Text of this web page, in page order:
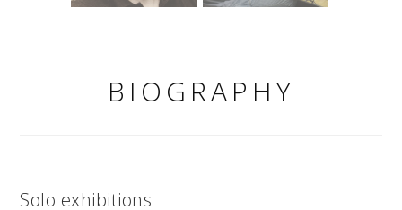
funkcioniranja unutar dominantnih društvenih struktura.
kao “gledanje na stvarnost bez filtera”, bez pridavanja
BIOGRAPHY
Solo exhibitions